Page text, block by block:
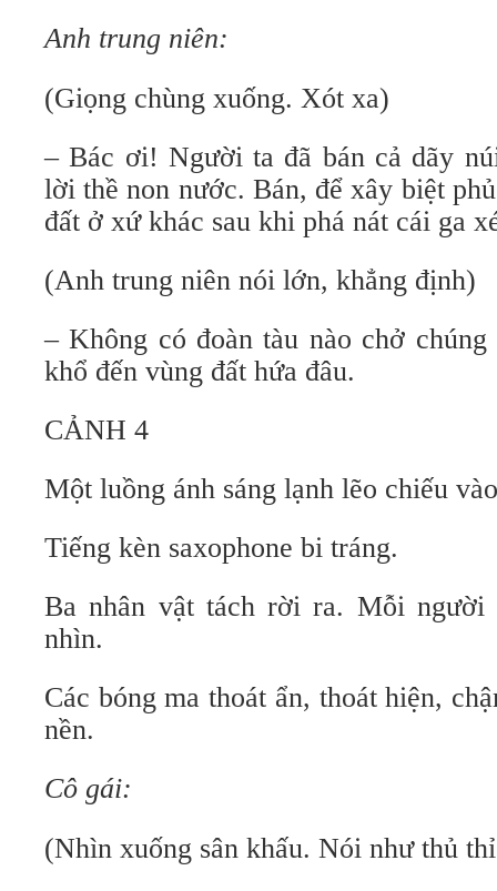
Anh trung niên:
(Giọng chùng xuống. Xót xa)
– Bác ơi! Người ta đã bán cả dãy
lời thề non nước. Bán, để xây biệt
đất ở xứ khác sau khi phá nát cái ga
(Anh trung niên nói lớn, khẳng định)
– Không có đoàn tàu nào chở
khổ đến vùng đất hứa đâu.
CẢNH 4
Một luồng ánh sáng lạnh lẽo chiếu
Tiếng kèn saxophone bi tráng.
Ba nhân vật tách rời ra. Mỗi người
nhìn.
Các bóng ma thoát ẩn, thoát hiện,
nền.
Cô gái:
(Nhìn xuống sân khấu. Nói như thủ